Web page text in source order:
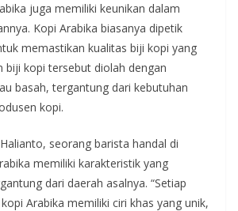
juga memiliki keunikan dalam
Kopi Arabika biasanya dipetik
memastikan kualitas biji kopi yang
biji kopi tersebut diolah dengan
basah, tergantung dari kebutuhan
kopi.
seorang barista handal di
memiliki karakteristik yang
dari daerah asalnya. “Setiap
Arabika memiliki ciri khas yang unik,